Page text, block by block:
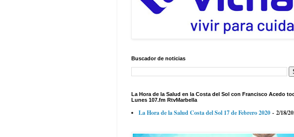
Buscador de noticias
La Hora de la Salud en la Costa del Sol con Francisco Acedo
Lunes 107.fm RtvMarbella
La Hora de la Salud Costa del Sol 17 de Febrero 2020 - 2/18/